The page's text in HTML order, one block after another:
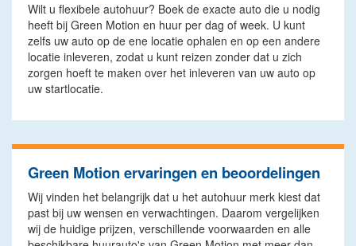
Wilt u flexibele autohuur? Boek de exacte auto die u nodig
heeft bij Green Motion en huur per dag of week. U kunt
zelfs uw auto op de ene locatie ophalen en op een andere
locatie inleveren, zodat u kunt reizen zonder dat u zich
zorgen hoeft te maken over het inleveren van uw auto op
uw startlocatie.
Green Motion ervaringen en beoordelingen
Wij vinden het belangrijk dat u het autohuur merk kiest dat
past bij uw wensen en verwachtingen. Daarom vergelijken
wij de huidige prijzen, verschillende voorwaarden en alle